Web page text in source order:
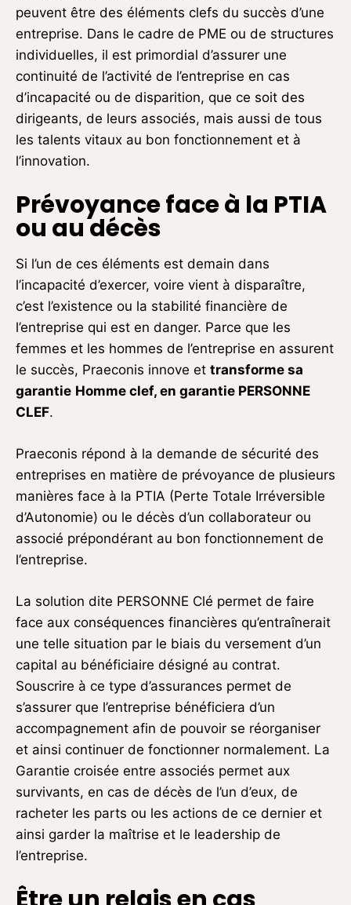
peuvent être des éléments clefs du succès d’une
entreprise. Dans le cadre de PME ou de structures
individuelles, il est primordial d’assurer une
continuité de l’activité de l’entreprise en cas
d’incapacité ou de disparition, que ce soit des
dirigeants, de leurs associés, mais aussi de tous
les talents vitaux au bon fonctionnement et à
l’innovation.
Prévoyance face à la PTIA
ou au décès
Si l’un de ces éléments est demain dans
l’incapacité d’exercer, voire vient à disparaître,
c’est l’existence ou la stabilité financière de
l’entreprise qui est en danger. Parce que les
femmes et les hommes de l’entreprise en assurent
le succès, Praeconis innove et transforme sa
garantie Homme clef, en garantie PERSONNE
CLEF.
Praeconis répond à la demande de sécurité des
entreprises en matière de prévoyance de plusieurs
manières face à la PTIA (Perte Totale Irréversible
d’Autonomie) ou le décès d’un collaborateur ou
associé prépondérant au bon fonctionnement de
l’entreprise.
La solution dite PERSONNE Clé permet de faire
face aux conséquences financières qu’entraînerait
une telle situation par le biais du versement d’un
capital au bénéficiaire désigné au contrat.
Souscrire à ce type d’assurances permet de
s’assurer que l’entreprise bénéficiera d’un
accompagnement afin de pouvoir se réorganiser
et ainsi continuer de fonctionner normalement. La
Garantie croisée entre associés permet aux
survivants, en cas de décès de l’un d’eux, de
racheter les parts ou les actions de ce dernier et
ainsi garder la maîtrise et le leadership de
l’entreprise.